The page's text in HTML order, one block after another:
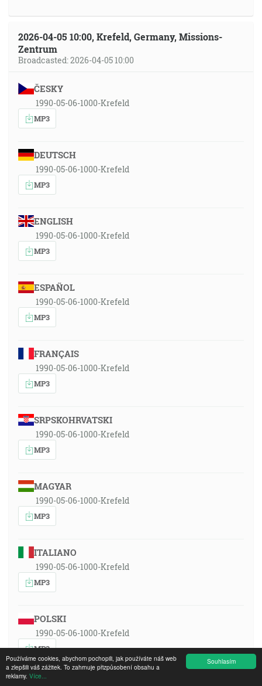
Souhlasím
Používáme cookies, abychom pochopili, jak používáte náš web
a zlepšili váš zážitek. To zahrnuje přizpůsobení obsahu a
reklamy. Více...
2026-04-05 10:00, Krefeld, Germany, Missions-
Zentrum
Broadcasted: 2026-04-05 10:00
ČESKY
1990-05-06-1000-Krefeld
MP3
DEUTSCH
1990-05-06-1000-Krefeld
MP3
ENGLISH
1990-05-06-1000-Krefeld
MP3
ESPAÑOL
1990-05-06-1000-Krefeld
MP3
FRANÇAIS
1990-05-06-1000-Krefeld
MP3
SRPSKOHRVATSKI
1990-05-06-1000-Krefeld
MP3
MAGYAR
1990-05-06-1000-Krefeld
MP3
ITALIANO
1990-05-06-1000-Krefeld
MP3
POLSKI
1990-05-06-1000-Krefeld
MP3